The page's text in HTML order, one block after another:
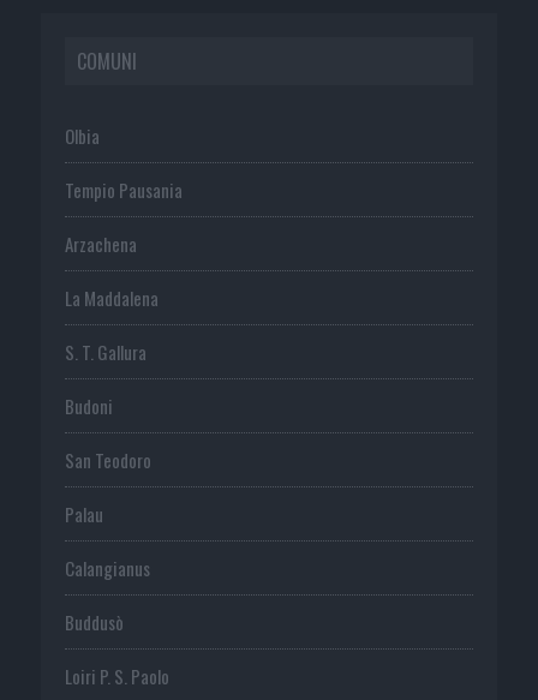
COMUNI
Olbia
Tempio Pausania
Arzachena
La Maddalena
S. T. Gallura
Budoni
San Teodoro
Palau
Calangianus
Buddusò
Loiri P. S. Paolo